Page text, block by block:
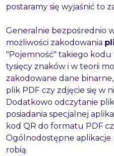
postaramy się wyjaśnić to
Generalnie bezpośrednio
możliwości zakodowania
"Pojemność" takiego kodu
tysięcy znaków i w teorii
zakodowane dane
plik PDF czy zdjęcie się w
Dodatkowo odczytanie
posiadania specjalnej
kod QR do formatu PDF
Ogólnodostępne
robią.